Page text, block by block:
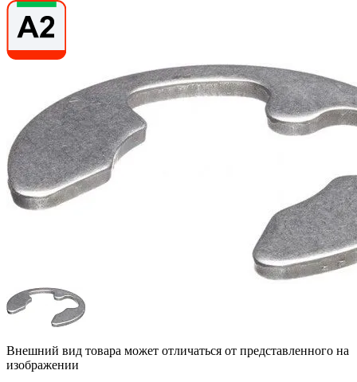
Внешний вид товара может отличаться от представленного на
изображении